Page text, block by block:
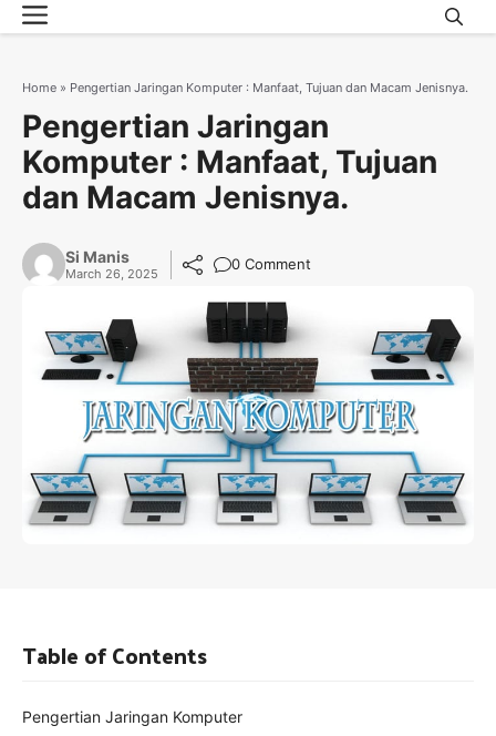
Skip
to
Menu
Home » Pengertian Jaringan Komputer : Manfaat, Tujuan dan Macam Jenisnya.
Pengertian Jaringan
Komputer : Manfaat, Tujuan
dan Macam Jenisnya.
Si Manis
March 26, 2025
0 Comment
Table of Contents
Pengertian Jaringan Komputer